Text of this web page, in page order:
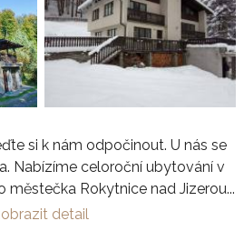
si k nám odpočinout. U nás se
Nabízíme celoroční ubytování v
městečka Rokytnice nad Jizerou...
detail